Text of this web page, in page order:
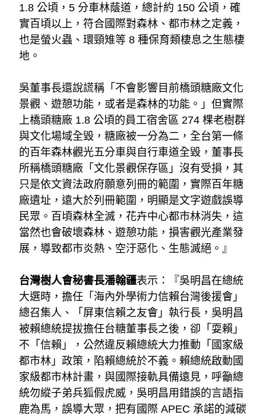
1.8 公頃，5 分車林蔭道，總計約 150 公頃，確
實百頃以上，符合國際對森林、都市林之定義，
也是螢火蟲、環頸雉等 8 種保育類棲息之生態棲
地。
吳董事長還說謊稱「不會影響目前橋頭糖廠文化
景觀、遊憩功能，或者是森林的功能。」但實際
上橋頭糖廠 1.8 公頃的員工宿舍區 274 棵老樹群
與文化場域全毀，糖廠被一分為二，全台第一條
的百年森林觀光五分車與自行車道全毀，董事長
所稱橋頭糖廠「文化景觀保存區」沒有受損，其
只是依文資法政府願意列冊的範圍，實際百年糖
廠遺址，遠大於列冊範圍，明顯是文字遊戲誤導
民眾。百頃森林全滅，花卉中心都市林消失，這
當然也會破壞森林、遊憩功能，損害觀光產業發
展，導致都市炎熱、空汙惡化、生態滅絕。』
台灣樹人會秘書長潘翰疆表示：『吳明昌在總統
大選時，擔任「海內外學術力信賴台灣後援會」
總召集人、「屏東信賴之友會」執行長，吳明昌
被賴總統提拔擔任台糖董事長之後，卻「耍賴」
不「信賴」，公然違反賴總統大力推動「國家級
都市林」政策，陷賴總統於不義。賴總統啟動國
家級都市林計畫，與國際接軌具備遠見，呼籲總
統勿縱子弟兵狐假虎威，吳明昌用錯誤的言語指
鹿為馬，誤導大眾，把有國際 APEC 承諾的減碳